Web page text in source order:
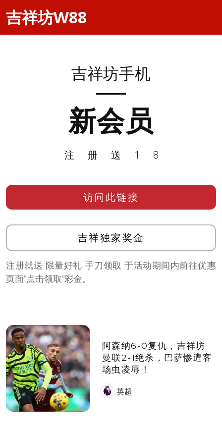
吉祥坊W88
吉祥坊手机
阿森纳6-0复仇，吉祥坊
曼联2-1绝杀，巴萨惨遭客
场虫凌辱！
英超
新会员
注册送18
访问此链接
吉祥独家奖金
注册就送 限量好礼 手刀领取 于活动期间内前往优惠
页面”点击领取”彩金。